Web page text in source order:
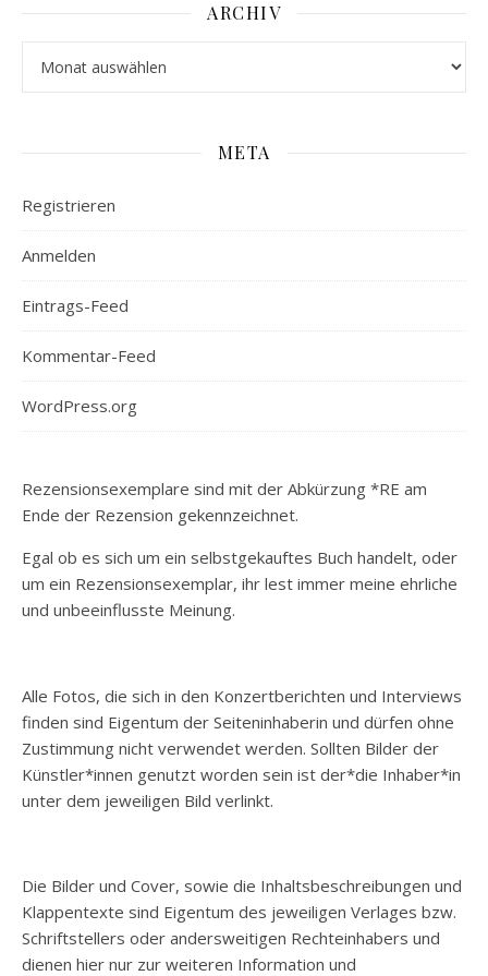
ARCHIV
META
Registrieren
Anmelden
Eintrags-Feed
Kommentar-Feed
WordPress.org
Rezensionsexemplare sind mit der Abkürzung *RE am
Ende der Rezension gekennzeichnet.
Egal ob es sich um ein selbstgekauftes Buch handelt, oder
um ein Rezensionsexemplar, ihr lest immer meine ehrliche
und unbeeinflusste Meinung.
Alle Fotos, die sich in den Konzertberichten und Interviews
finden sind Eigentum der Seiteninhaberin und dürfen ohne
Zustimmung nicht verwendet werden. Sollten Bilder der
Künstler*innen genutzt worden sein ist der*die Inhaber*in
unter dem jeweiligen Bild verlinkt.
Die Bilder und Cover, sowie die Inhaltsbeschreibungen und
Klappentexte sind Eigentum des jeweiligen Verlages bzw.
Schriftstellers oder andersweitigen Rechteinhabers und
dienen hier nur zur weiteren Information und